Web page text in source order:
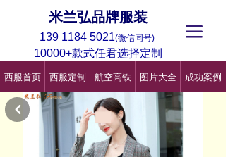
米兰弘品牌服装
西服首页 西服定制 航空高铁 图片大全 成功案例
끀
139 1184 5021(微信同号)
10000+款式任君选择定制
낒